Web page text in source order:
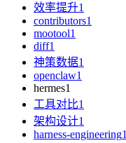
效率提升1
contributors1
mootool1
diff1
神策数据1
openclaw1
hermes1
工具对比1
架构设计1
harness-engineering1